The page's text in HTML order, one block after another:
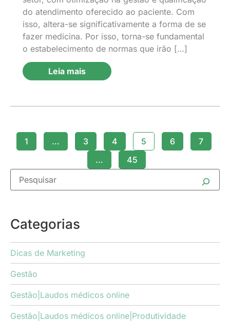
do atendimento oferecido ao paciente. Com
isso, altera-se significativamente a forma de se
fazer medicina. Por isso, torna-se fundamental
o estabelecimento de normas que irão […]
Leia mais
1 … 3 4 5 6
7
…
45
Categorias
Dicas de Marketing
Gestão
Gestão|Laudos médicos online
Gestão|Laudos médicos online|Produtividade